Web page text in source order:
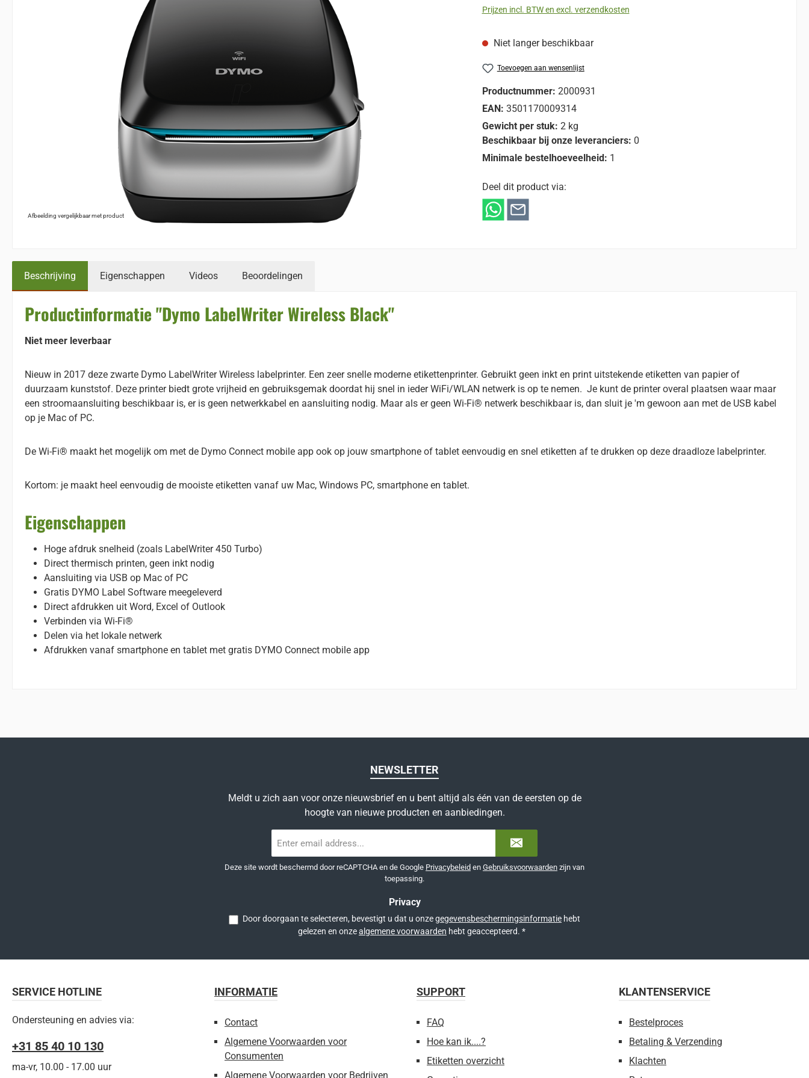
Afbeelding vergelijkbaar met product
Prijzen incl. BTW en excl. verzendkosten
Niet langer beschikbaar
Toevoegen aan wensenlijst
Productnummer: 2000931
EAN: 3501170009314
Gewicht per stuk: 2 kg
Beschikbaar bij onze leveranciers: 0
Minimale bestelhoeveelheid: 1
Deel dit product via:
Beschrijving Eigenschappen Videos Beoordelingen
Productinformatie "Dymo LabelWriter Wireless Black"
Niet meer leverbaar
Nieuw in 2017 deze zwarte Dymo LabelWriter Wireless labelprinter. Een zeer snelle moderne etikettenprinter. Gebruikt geen inkt en print uitstekende etiketten van papier of
duurzaam kunststof. Deze printer biedt grote vrijheid en gebruiksgemak doordat hij snel in ieder WiFi/WLAN netwerk is op te nemen. Je kunt de printer overal plaatsen waar maar
een stroomaansluiting beschikbaar is, er is geen netwerkkabel en aansluiting nodig. Maar als er geen Wi-Fi® netwerk beschikbaar is, dan sluit je 'm gewoon aan met de USB kabel
op je Mac of PC.
De Wi-Fi® maakt het mogelijk om met de Dymo Connect mobile app ook op jouw smartphone of tablet eenvoudig en snel etiketten af te drukken op deze draadloze labelprinter.
Kortom: je maakt heel eenvoudig de mooiste etiketten vanaf uw Mac, Windows PC, smartphone en tablet.
Eigenschappen
Hoge afdruk snelheid (zoals LabelWriter 450 Turbo)
Direct thermisch printen, geen inkt nodig
Aansluiting via USB op Mac of PC
Gratis DYMO Label Software meegeleverd
Direct afdrukken uit Word, Excel of Outlook
Verbinden via Wi-Fi®
Delen via het lokale netwerk
Afdrukken vanaf smartphone en tablet met gratis DYMO Connect mobile app
NEWSLETTER
Meldt u zich aan voor onze nieuwsbrief en u bent altijd als één van de eersten op de
hoogte van nieuwe producten en aanbiedingen.
mailadres
Deze site wordt beschermd door reCAPTCHA en de Google Privacybeleid en Gebruiksvoorwaarden zijn van
toepassing.
Privacy
Door doorgaan te selecteren, bevestigt u dat u onzegegevensbeschermingsinformatie hebt
gelezen en onzealgemene voorwaarden hebt geaccepteerd. *
SERVICE HOTLINE
Ondersteuning en advies via:
+31 85 40 10 130
ma-vr, 10.00 - 17.00 uur
INFORMATIE
Contact
Algemene Voorwaarden voor
Consumenten
Algemene Voorwaarden voor Bedrijven
SUPPORT
FAQ
Hoe kan ik....?
Etiketten overzicht
KLANTENSERVICE
Bestelproces
Betaling & Verzending
Klachten